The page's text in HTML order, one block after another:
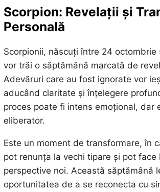
Scorpion: Revelații și
Personală
Scorpionii, născuți între 24 octombrie
vor trăi o săptămână marcată de
Adevăruri care au fost ignorate vor
aducând claritate și înțelegere
proces poate fi intens emoțional, dar
eliberator.
Este un moment de transformare, în
pot renunța la vechi tipare și pot face
perspective noi. Această săptămână
oportunitatea de a se reconecta cu